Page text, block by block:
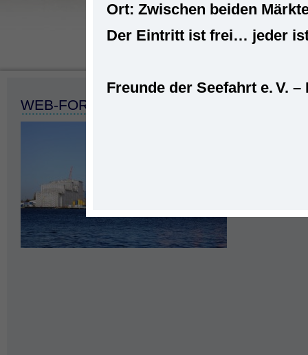
Startseite» Emder Hafen »
WEB-FORMAT
Ort: Zwischen beiden
Der Eintritt ist frei… jeder
Freunde der Seefahrt e. V. –